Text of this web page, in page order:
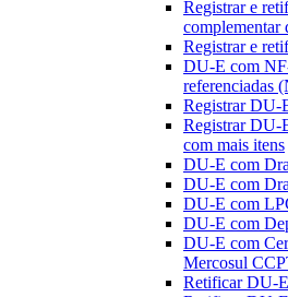
Registrar e
complementar
Registrar e
DU-E com
referenciadas
Registrar DU-
Registrar DU-
com mais itens
DU-E com
DU-E com
DU-E com
DU-E com
DU-E com
Mercosul
Retificar DU-